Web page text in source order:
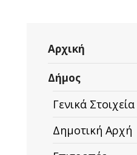
Αρχική
Δήμος
Γενικά Στοιχεία
Δημοτική Αρχή